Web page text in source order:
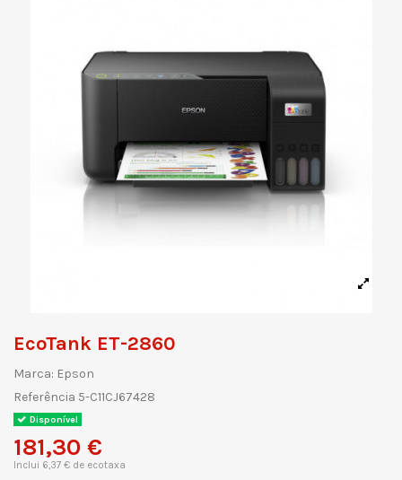
EcoTank ET-2860
Marca: Epson
Referência 5-C11CJ67428
Disponível
181,30 €
Inclui 6,37 € de ecotaxa